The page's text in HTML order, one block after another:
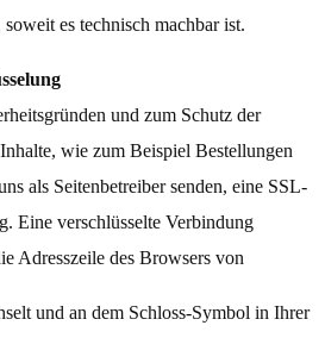
es technisch machbar ist.
und zum Schutz der
wie zum Beispiel Bestellungen
als Seitenbetreiber senden, eine SSL-
Eine verschlüsselte Verbindung
Adresszeile des Browsers von
und an dem Schloss-Symbol in Ihrer